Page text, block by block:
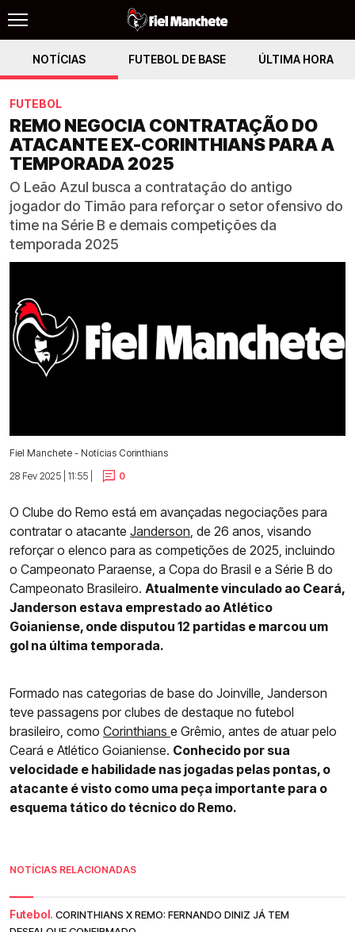
NOTÍCIAS FUTEBOL DE BASE ÚLTIMA HORA
FUTEBOL
REMO NEGOCIA CONTRATAÇÃO DO
ATACANTE EX-CORINTHIANS PARA A
TEMPORADA 2025
O Leão Azul busca a contratação do antigo
jogador do Timão para reforçar o setor ofensivo do
time na Série B e demais competições da
temporada 2025
Fiel Manchete - Notícias Corinthians
28 Fev 2025 | 11:55 |
0
O Clube do Remo está em avançadas negociações para
contratar o atacante Janderson, de 26 anos, visando
reforçar o elenco para as competições de 2025, incluindo
o Campeonato Paraense, a Copa do Brasil e a Série B do
Campeonato Brasileiro. Atualmente vinculado ao Ceará,
Janderson estava emprestado ao Atlético
Goianiense, onde disputou 12 partidas e marcou um
gol na última temporada.
Formado nas categorias de base do Joinville, Janderson
teve passagens por clubes de destaque no futebol
brasileiro, como Corinthians e Grêmio, antes de atuar pelo
Ceará e Atlético Goianiense. Conhecido por sua
velocidade e habilidade nas jogadas pelas pontas, o
atacante é visto como uma peça importante para o
esquema tático do técnico do Remo.
NOTÍCIAS RELACIONADAS
Futebol. CORINTHIANS X REMO: FERNANDO DINIZ JÁ TEM